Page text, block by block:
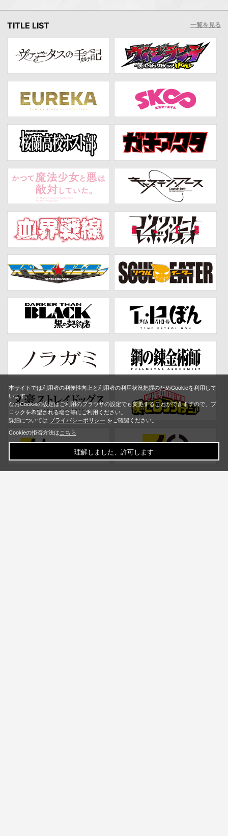
TITLE LIST 一覧を見る
本サイトでは利用者の利便性向上と利用者の利用状況把握のためCookieを利用して
います。
なおCookieの設定はご利用のブラウザの設定でも変更することができますので、ブ
ロックを希望される場合等にご利用ください。
詳細については プライバシーポリシー をご確認ください。
Cookieの拒否方法はこちら
理解しました、許可します